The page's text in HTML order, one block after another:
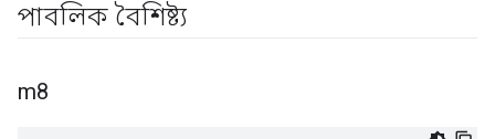
পাবলিক বৈশিষ্ট্য
m8